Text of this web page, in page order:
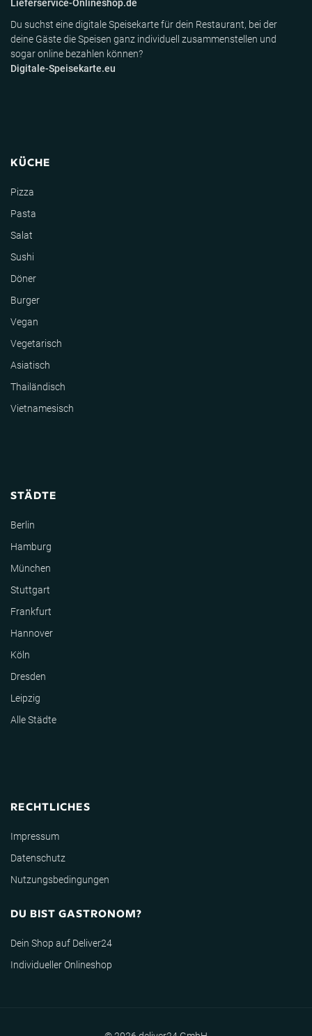
Lieferservice-Onlineshop.de
Du suchst eine digitale Speisekarte für dein Restaurant, bei der
deine Gäste die Speisen ganz individuell zusammenstellen und
sogar online bezahlen können?
Digitale-Speisekarte.eu
KÜCHE
Pizza
Pasta
Salat
Sushi
Döner
Burger
Vegan
Vegetarisch
Asiatisch
Thailändisch
Vietnamesisch
STÄDTE
Berlin
Hamburg
München
Stuttgart
Frankfurt
Hannover
Köln
Dresden
Leipzig
Alle Städte
RECHTLICHES
Impressum
Datenschutz
Nutzungsbedingungen
DU BIST GASTRONOM?
Dein Shop auf Deliver24
Individueller Onlineshop